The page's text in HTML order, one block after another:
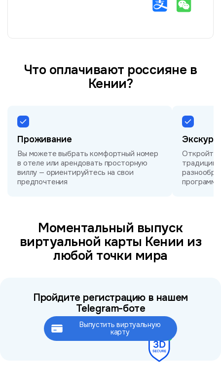
Что оплачивают россияне в
Кении?
Проживание
Вы можете выбрать комфортный номер
в отеле или арендовать просторную
виллу — ориентируйтесь на свои
предпочтения
Откройте
традиции
Моментальный выпуск
виртуальной карты Кении из
любой точки мира
Пройдите регистрацию в нашем
Telegram-боте
Это займёт не более 2 минут
Выпустить виртуальную
карту